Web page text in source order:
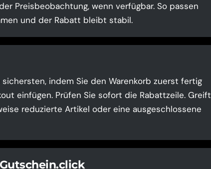
Preisbeobachtung, wenn verfügbar. So passen
und der Rabatt bleibt stabil.
indem Sie den Warenkorb zuerst fertig
einfügen. Prüfen Sie sofort die Rabattzeile. Greift
reduzierte Artikel oder eine ausgeschlossene